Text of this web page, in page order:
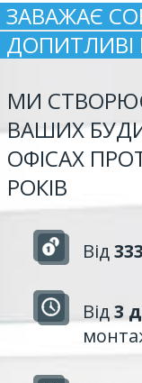
ЗАВАЖАЄ
ДОПИТЛИВІ
МИ
ВАШИХ
ОФІСАХ
РОКІВ
Від
Від3